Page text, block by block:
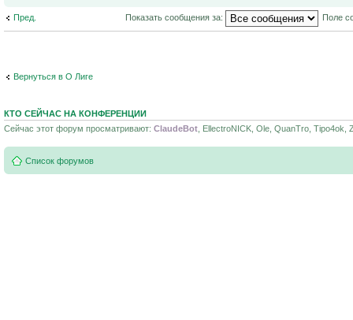
Пред. Показать сообщения за: Поле
Вернуться в О Лиге
КТО СЕЙЧАС НА КОНФЕРЕНЦИИ
Сейчас этот форум просматривают: ClaudeBot , EllectroNICK, Ole, QuanTro, Tipo4ok,
Список форумов